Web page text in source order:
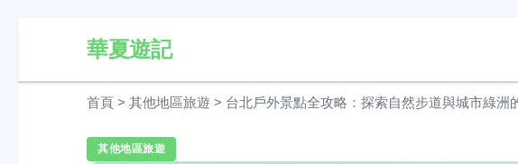
華夏遊記
首頁 > 其他地區旅遊 > 台北戶外景點全攻略：探索自然步道與城市綠洲
其他地區旅遊